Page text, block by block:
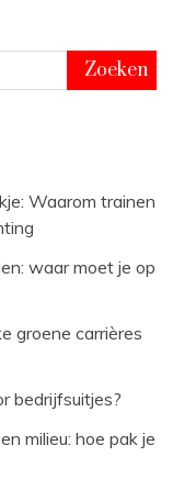
Waarom trainen
waar moet je op
groene carrières
bedrijfsuitjes?
milieu: hoe pak je